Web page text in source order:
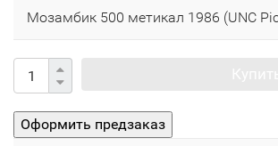
Мозамбик 500 метикал 1986 (UNC